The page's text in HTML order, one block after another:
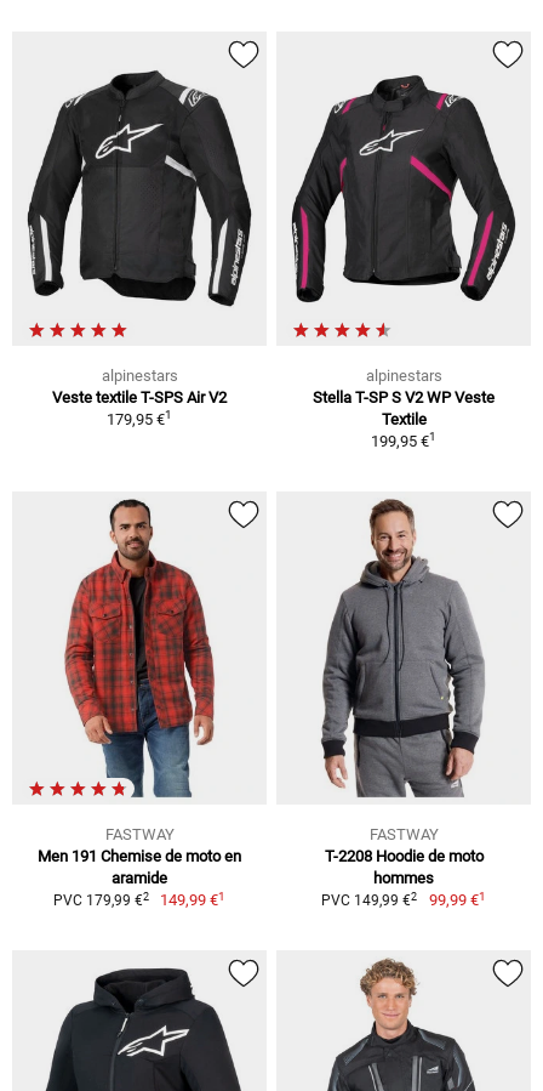
alpinestars
Veste textile T-SPS Air V2
179,95 €1
alpinestars
Stella T-SP S V2 WP Veste
Textile
199,95 €1
FASTWAY
Men 191 Chemise de moto en
aramide
PVC 179,99 €2 149,99 €1
FASTWAY
T-2208 Hoodie de moto
hommes
PVC 149,99 €2 99,99 €1